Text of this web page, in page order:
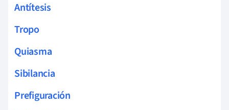
Antítesis
Tropo
Quiasma
Sibilancia
Prefiguración